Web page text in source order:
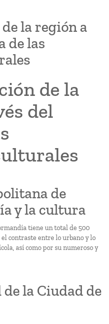
la región a
de las
de la
del
de
y la cultura
tiene un total de 500
contraste entre lo urbano y lo
así como por su numeroso y
la Ciudad de